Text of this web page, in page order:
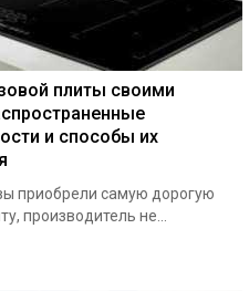
плиты своими
и способы их
приобрели самую дорогую
производитель не...